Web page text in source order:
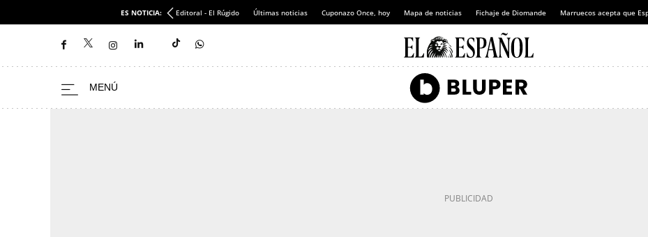
ES NOTICIA: Editoral - El Rúgido Últimas noticias Cuponazo Once, hoy Mapa de noticias Fichaje de Diomande Marruecos acepta que